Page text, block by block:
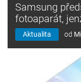
Samsung
fotoaparát,
Aktualita od